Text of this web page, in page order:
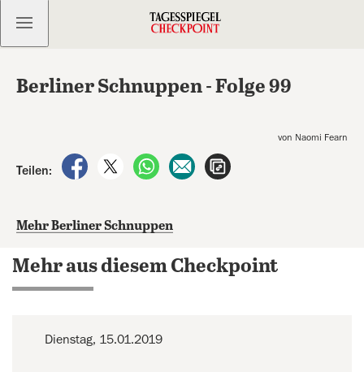
Kostenlos anmelden
Berliner Schnuppen - Folge 99
von Naomi Fearn
Teilen:
auf Facebook teilen
auf X teilenper WhatsApp teilen
per E-Mail teilen
Mehr Berliner Schnuppen
Mehr aus diesem Checkpoint
Dienstag, 15.01.2019